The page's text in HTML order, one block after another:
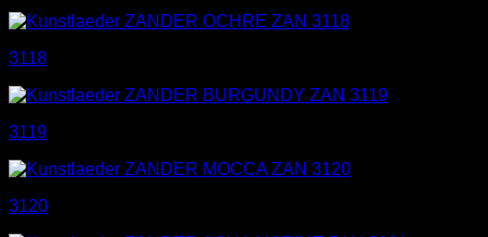
3118
3119
3120